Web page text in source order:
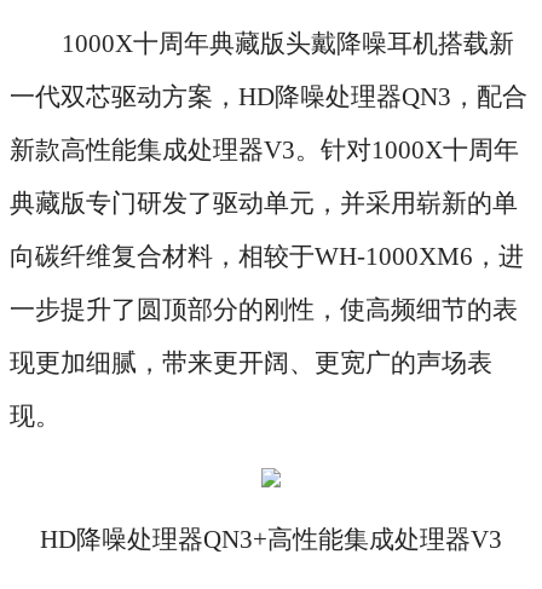
1000X十周年典藏版头戴降噪耳机搭载新
一代双芯驱动方案，HD降噪处理器QN3，配合
新款高性能集成处理器V3。针对1000X十周年
典藏版专门研发了驱动单元，并采用崭新的单
向碳纤维复合材料，相较于WH-1000XM6，进
一步提升了圆顶部分的刚性，使高频细节的表
现更加细腻，带来更开阔、更宽广的声场表
现。
HD降噪处理器QN3+高性能集成处理器V3